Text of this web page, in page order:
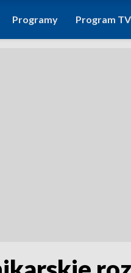
Programy Program TV